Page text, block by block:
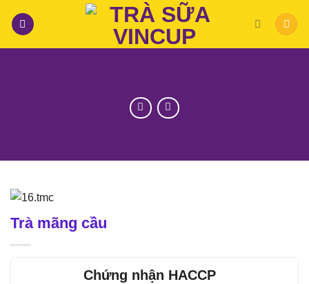
Trà mãng cầu
Chứng nhận HACCP